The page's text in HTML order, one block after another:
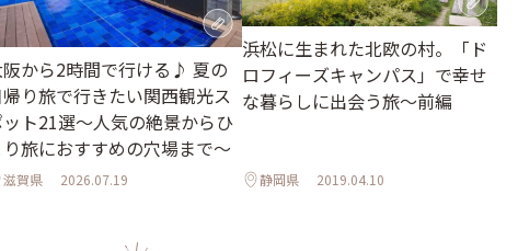
阪から2時間で行ける♪ 夏の
帰り旅で行きたい関西観光ス
ト21選～人気の絶景からひ
り旅におすすめの穴場まで～
滋賀県 2026.07.19
浜松に生まれた北欧の村。「ド
ロフィーズキャンパス」で幸せ
な暮らしに出会う旅～前編
静岡県 2019.04.10